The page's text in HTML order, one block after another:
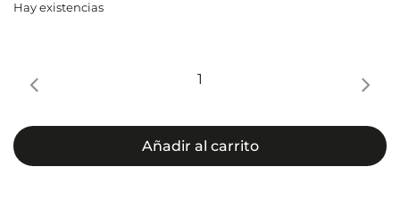
Hay existencias
cantidad
Añadir al carrito